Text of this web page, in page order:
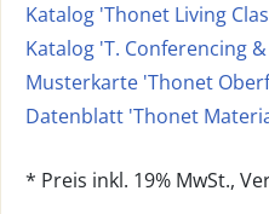
Katalog 'Thonet Living
Katalog 'T. Conferencing
Musterkarte 'Thonet
Datenblatt 'Thonet
* Preis inkl. 19% MwSt.,